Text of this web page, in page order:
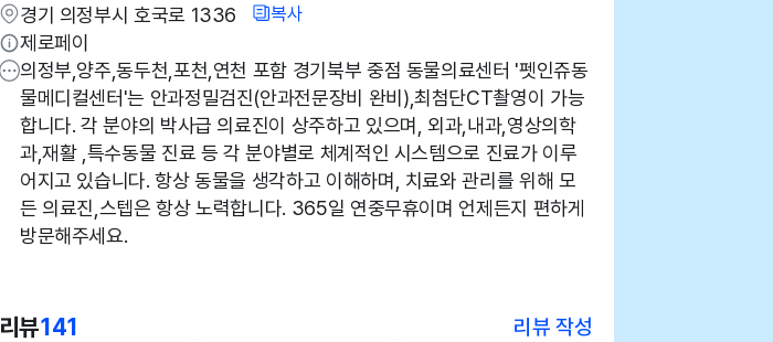
경기 의정부시 호국로 1336
복사
제로페이
의정부,양주,동두천,포천,연천 포함 경기북부 중점 동물의료센터 '펫인쥬동
물메디컬센터'는 안과정밀검진(안과전문장비 완비),최첨단CT촬영이 가능
합니다. 각 분야의 박사급 의료진이 상주하고 있으며, 외과,내과,영상의학
과,재활 ,특수동물 진료 등 각 분야별로 체계적인 시스템으로 진료가 이루
어지고 있습니다. 항상 동물을 생각하고 이해하며, 치료와 관리를 위해 모
든 의료진,스텝은 항상 노력합니다. 365일 연중무휴이며 언제든지 편하게
방문해주세요.
리뷰141 리뷰 작성